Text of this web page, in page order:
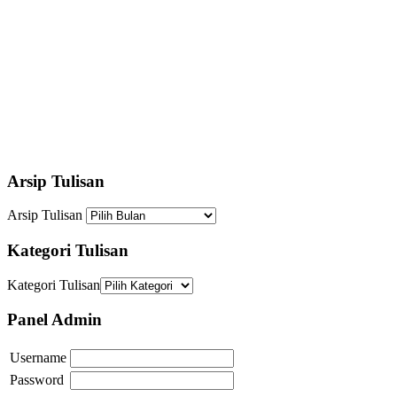
Arsip Tulisan
Arsip Tulisan
Kategori Tulisan
Kategori Tulisan
Panel Admin
Username
Password